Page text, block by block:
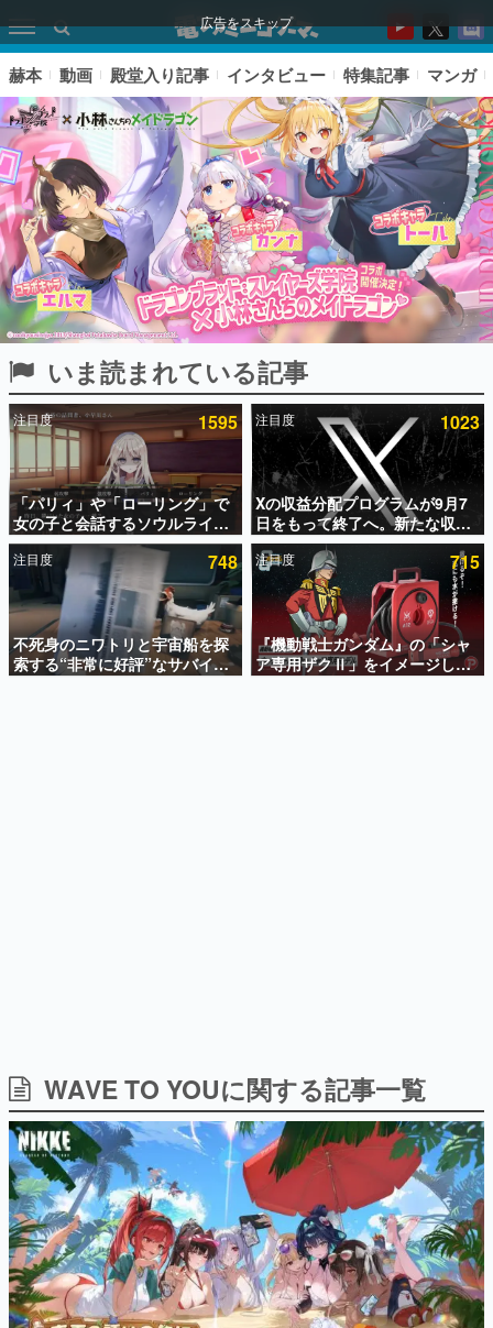
広告をスキップ
ピックアップ
電ファミのいま読まれている記事ランキング
アプリセール情報
インタビュー
連載・特集一覧
殿堂入り記事
SNS拡散数が数千以上！ ページビュー数万以上！ などな
ど。多くの人々に読まれた、電ファミ渾身の“殿堂入り”記
事をまとめました。
日本のモバイルゲーム史における主要なトピック・タイト
ルを網羅するほか、開発者へのインタビューや識者による
解説を掲載。約20年の歴史が一望できる決定版！
若ゲのいたり〜ゲームクリエイターの青春〜
『うつヌケ』『ペンと箸』等で知られるマンガ家・田中圭
一先生によるゲーム業界レポートマンガです。
なんでゲームは面白い？
ゲーム開発者・hamatsu氏がゲームの魅力を画面や操作の
具体的な形から解き明かしていく、硬派で骨太な評論連載
です。
ゲームが変えた日本語
赫本 動画 殿堂入り記事 インタビュー 特集記事 マンガ
いま読まれている記事
注目度 1595
「パリィ」や「ローリング」で
女の子と会話するソウルライク
恋愛ゲーム『小早川さんはソウ
ルライク』無料公開。返事に失
敗すると「YOU DIED」
注目度 1023
Xの収益分配プログラムが9月7
日をもって終了へ。新たな収益
化制度「Original Content
Rewards Program」を発表
注目度 748
不死身のニワトリと宇宙船を探
索する“非常に好評”なサバイバ
ルゲーム『Breathedge』が無
注目度 715
『機動戦士ガンダム』の「シャ
ア専用ザクⅡ」をイメージした
散水ホースリールが予約開始。
WAVE TO YOUに関する記事一覧